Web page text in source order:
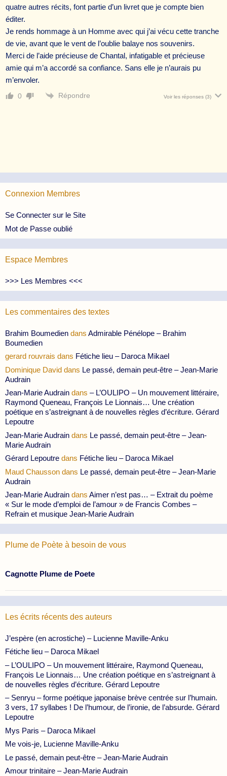
quatre autres récits, font partie d’un livret que je compte bien
éditer.
Je rends hommage à un Homme avec qui j’ai vécu cette tranche
de vie, avant que le vent de l’oublie balaye nos souvenirs.
Merci de l’aide précieuse de Chantal, infatigable et précieuse
amie qui m’a accordé sa confiance. Sans elle je n’aurais pu
m’envoler.
0 Répondre Voir les réponses (3)
Connexion Membres
Se Connecter sur le Site
Mot de Passe oublié
Espace Membres
>>> Les Membres <<<
Les commentaires des textes
Brahim Boumedien dans Admirable Pénélope – Brahim
Boumedien
gerard rouvrais dans Fétiche lieu – Daroca Mikael
Dominique David dans Le passé, demain peut-être – Jean-Marie
Audrain
Jean-Marie Audrain dans – L’OULIPO – Un mouvement littéraire,
Raymond Queneau, François Le Lionnais… Une création
poétique en s’astreignant à de nouvelles règles d’écriture. Gérard
Lepoutre
Jean-Marie Audrain dans Le passé, demain peut-être – Jean-
Marie Audrain
Gérard Lepoutre dans Fétiche lieu – Daroca Mikael
Maud Chausson dans Le passé, demain peut-être – Jean-Marie
Audrain
Jean-Marie Audrain dans Aimer n’est pas… – Extrait du poème
« Sur le mode d’emploi de l’amour » de Francis Combes –
Refrain et musique Jean-Marie Audrain
Plume de Poète à besoin de vous
Cagnotte Plume de Poete
Les écrits récents des auteurs
J’espère (en acrostiche) – Lucienne Maville-Anku
Fétiche lieu – Daroca Mikael
– L’OULIPO – Un mouvement littéraire, Raymond Queneau,
François Le Lionnais… Une création poétique en s’astreignant à
de nouvelles règles d’écriture. Gérard Lepoutre
– Senryu – forme poétique japonaise brève centrée sur l’humain.
3 vers, 17 syllabes ! De l’humour, de l’ironie, de l’absurde. Gérard
Lepoutre
Mys Paris – Daroca Mikael
Me vois-je, Lucienne Maville-Anku
Le passé, demain peut-être – Jean-Marie Audrain
Amour trinitaire – Jean-Marie Audrain